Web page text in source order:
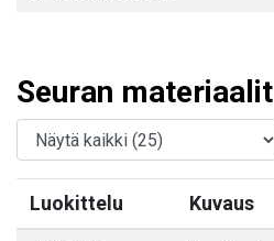
Seuran materiaalit
Luokittelu Kuvaus